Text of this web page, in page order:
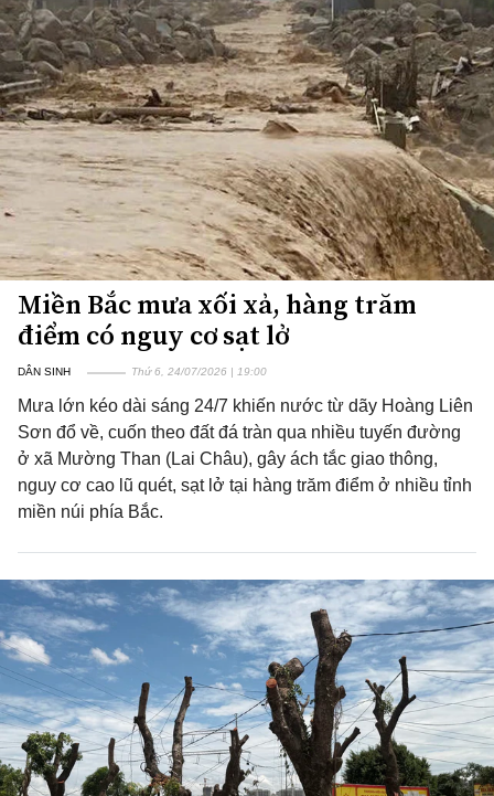
Miền Bắc mưa xối xả, hàng trăm
điểm có nguy cơ sạt lở
DÂN SINH Thứ 6, 24/07/2026 | 19:00
Mưa lớn kéo dài sáng 24/7 khiến nước từ dãy Hoàng Liên
Sơn đổ về, cuốn theo đất đá tràn qua nhiều tuyến đường
ở xã Mường Than (Lai Châu), gây ách tắc giao thông,
nguy cơ cao lũ quét, sạt lở tại hàng trăm điểm ở nhiều tỉnh
miền núi phía Bắc.